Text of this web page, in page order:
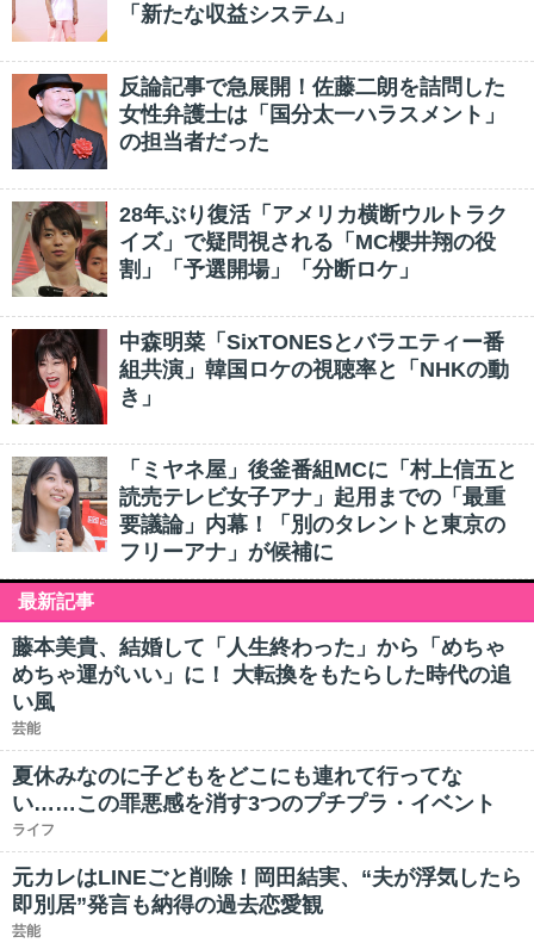
「新たな収益システム」
反論記事で急展開！佐藤二朗を詰問した
女性弁護士は「国分太一ハラスメント」
の担当者だった
28年ぶり復活「アメリカ横断ウルトラク
イズ」で疑問視される「MC櫻井翔の役
割」「予選開場」「分断ロケ」
中森明菜「SixTONESとバラエティー番
組共演」韓国ロケの視聴率と「NHKの動
き」
「ミヤネ屋」後釜番組MCに「村上信五と
読売テレビ女子アナ」起用までの「最重
要議論」内幕！「別のタレントと東京の
フリーアナ」が候補に
最新記事
藤本美貴、結婚して「人生終わった」から「めちゃ
めちゃ運がいい」に！ 大転換をもたらした時代の追
い風
芸能
夏休みなのに子どもをどこにも連れて行ってな
い……この罪悪感を消す3つのプチプラ・イベント
ライフ
元カレはLINEごと削除！岡田結実、“夫が浮気したら
即別居”発言も納得の過去恋愛観
芸能